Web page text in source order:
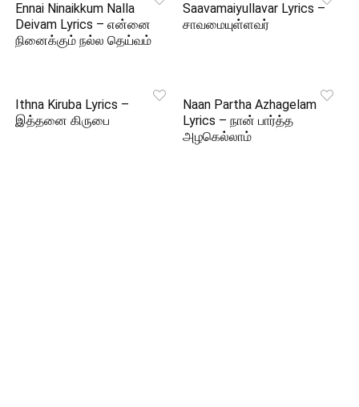
Ennai Ninaikkum Nalla
Deivam Lyrics – என்னை
நினைக்கும் நல்ல தெய்வம்
Saavamaiyullavar Lyrics –
சாவமையுள்ளவர்
Ithna Kiruba Lyrics –
இத்தனை கிருபை
Naan Partha Azhagelam
Lyrics – நான் பார்த்த
அழகெல்லாம்